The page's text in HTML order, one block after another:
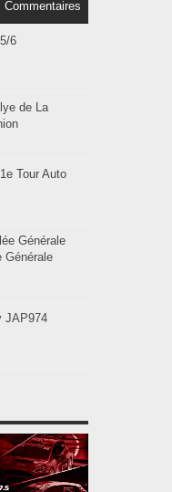
Commentaires
6
de La
Tour Auto
Générale
Générale
JAP974